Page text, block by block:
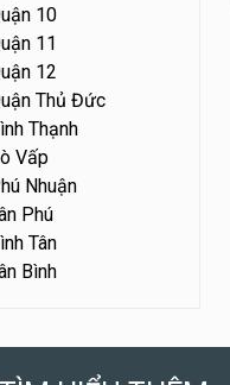
10
11
12
Thủ Đức
Thạnh
Vấp
Nhuận
Phú
Tân
Bình